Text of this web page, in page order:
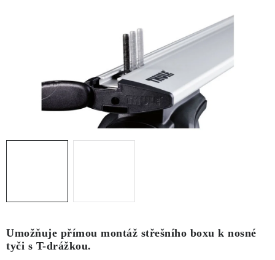
PRO PSY
BOXY NA TAŽNÁ ZAŘÍZENÍ
AUTOSTANY
Umožňuje přímou montáž střešního boxu k nosné
tyči s T-drážkou.